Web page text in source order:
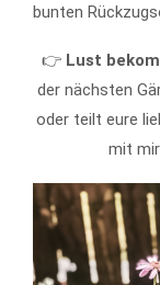
bunten
👉 Lust
der nächsten
oder teilt eure
mit